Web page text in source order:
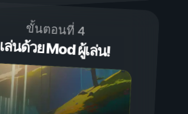
ขั้นตอนที่ 4
เล่นด้วย Mod ผู้เล่น!